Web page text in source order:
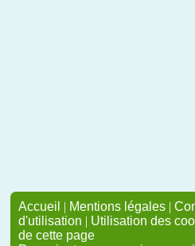
Accueil | Mentions légales |
d'utilisation | Utilisation des
de cette page